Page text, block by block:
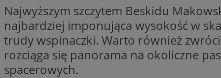
Najwyższym szczytem Beskidu
najbardziej imponująca wysokość w
trudy wspinaczki. Warto również
rozciąga się panorama na okoliczne
spacerowych.
_ga
__gads
MR
openstat_gid